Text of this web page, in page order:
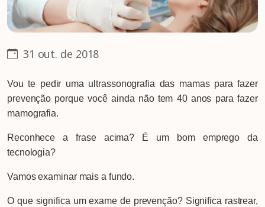
31 out. de 2018
Vou te pedir uma ultrassonografia das mamas para fazer
prevenção porque você ainda não tem 40 anos para fazer
mamografia.
Reconhece a frase acima? É um bom emprego da
tecnologia?
Vamos examinar mais a fundo.
O que significa um exame de prevenção? Significa rastrear,